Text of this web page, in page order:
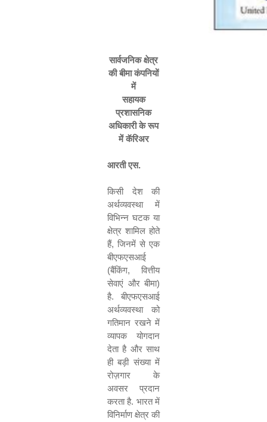
सार्वजनिक क्षेत्र
की बीमा कंपनियों
में
सहायक
प्रशासनिक
अधिकारी के रूप
में कॅरिअर
आरती एस.
किसी देश की
अर्थव्यवस्था में
विभिन्न घटक या
क्षेत्र शामिल होते
हैं, जिनमें से एक
बीएफएसआई
(बैंकिंग, वित्तीय
सेवाएं और बीमा)
है. बीएफएसआई
अर्थव्यवस्था को
गतिमान रखने में
व्यापक योगदान
देता है और साथ
ही बड़ी संख्या में
रोज़गार के
अवसर प्रदान
करता है. भारत में
विनिर्माण क्षेत्र की